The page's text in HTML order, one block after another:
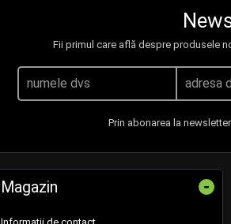
Fii primul care află despre produsele
Prin abonarea la
Magazin -
Informații de contact